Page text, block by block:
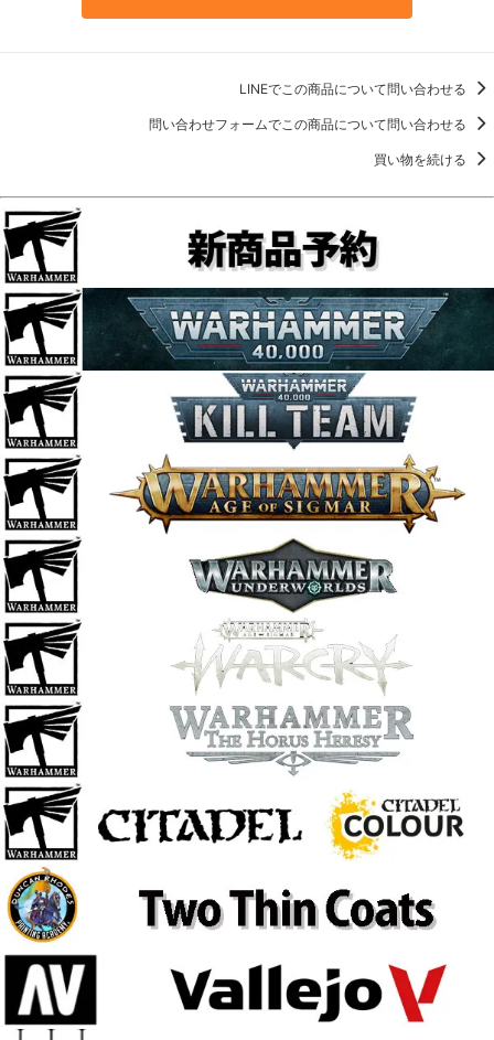
LINEでこの商品について問い合わせる
問い合わせフォームでこの商品について問い合わせる
買い物を続ける